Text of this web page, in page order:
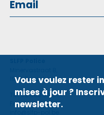
1930 Zaventem
Tel: 02 660 59 11
Fax: 02 660 50 97
Vous voulez rester
mises à jour ?
newsletter.